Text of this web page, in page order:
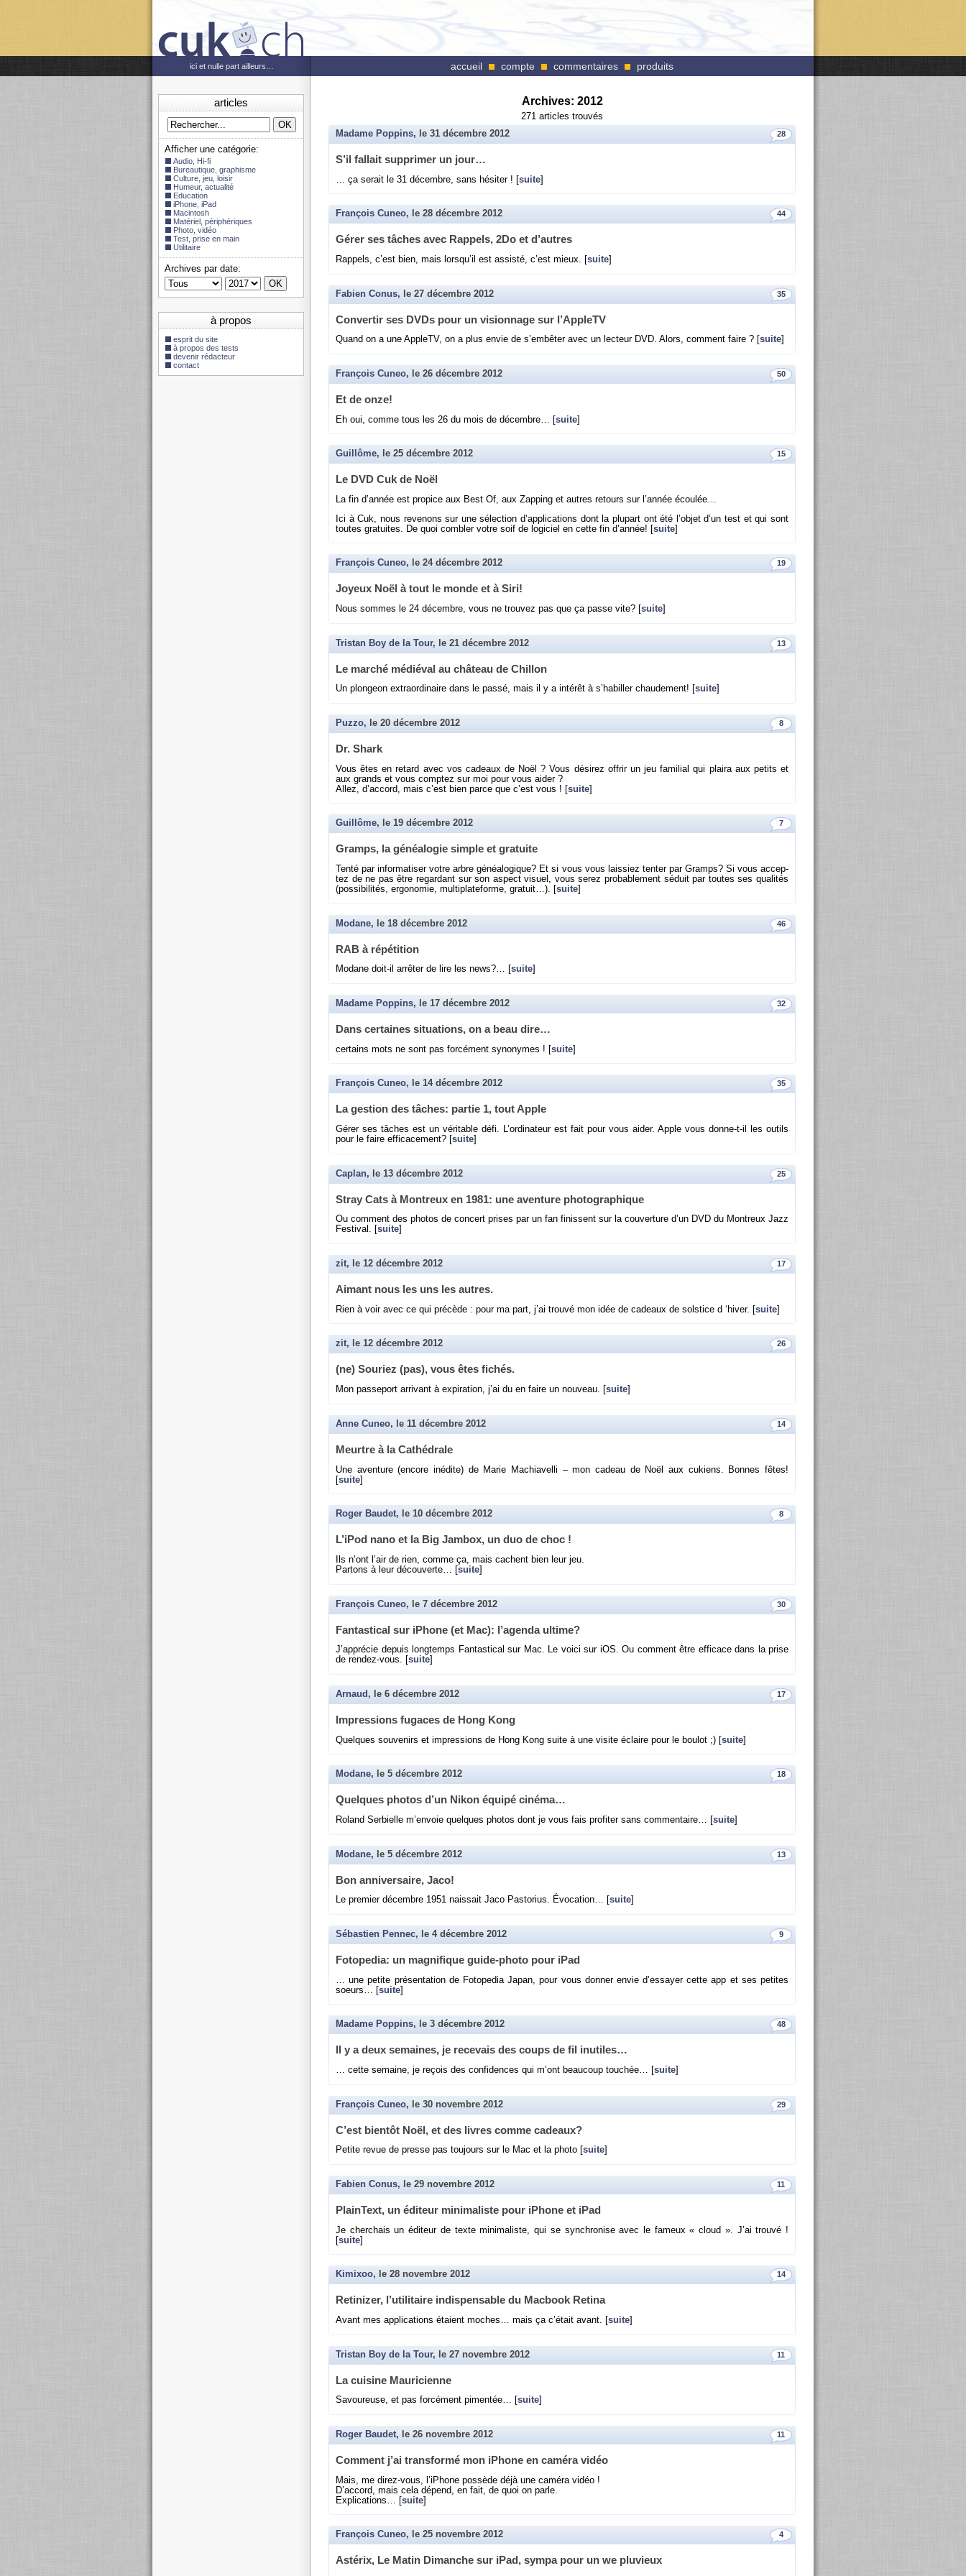
articles
Afficher une catégorie:
Audio, Hi-fi
Bureautique, graphisme
Culture, jeu, loisir
Humeur, actualité
Education
iPhone, iPad
Macintosh
Matériel, périphériques
Photo, vidéo
Test, prise en main
Utilitaire
Archives par date:
à propos
esprit du site
à propos des tests
devenir rédacteur
contact
Archives: 2012
271 articles trouvés
28
Madame Poppins, le 31 décembre 2012
S’il fal­lait sup­pri­mer un jour…
… ça se­rait le 31 dé­cembre, sans hé­si­ter ! [suite]
44
François Cuneo, le 28 décembre 2012
Gérer ses tâches avec Rap­pels, 2Do et d’autres
Rap­pels, c’est bien, mais lors­qu’il est as­sisté, c’est mieux. [ suite
35
Fabien Conus, le 27 décembre 2012
Conver­tir ses DVDs pour un vi­sion­nage sur l’Ap­pleTV
Quand on a une Ap­pleTV, on a plus envie de s’em­bê­ter avec un lec­teur DVD. Alors, com­ment faire ? [ suite
50
François Cuneo, le 26 décembre 2012
Et de onze!
Eh oui, comme tous les 26 du mois de dé­cembre… [suite]
15
Guillôme, le 25 décembre 2012
Le DVD Cuk de Noël
La fin d’an­née est pro­pice aux Best Of, aux Zap­ping et autres re­tours sur l’an­née écou­lée…
Ici à Cuk, nous re­ve­nons sur une sé­lec­tion d’ap­pli­ca­tions dont la plu­part ont été l’ob­jet d’un test et qui sont
toutes gra­tuites. De quoi com­bler votre soif de lo­gi­ciel en cette fin d’an­née! [suite]
19
François Cuneo, le 24 décembre 2012
Joyeux Noël à tout le monde et à Siri!
Nous sommes le 24 dé­cembre, vous ne trou­vez pas que ça passe vite? [ suite
13
Tristan Boy de la Tour, le 21 décembre 2012
Le mar­ché mé­dié­val au châ­teau de Chil­lon
Un plon­geon ex­tra­or­di­naire dans le passé, mais il y a in­té­rêt à s’ha­biller chau­de­ment! [ suite
8
Puzzo, le 20 décembre 2012
Dr. Shark
Vous êtes en re­tard avec vos ca­deaux de Noël ? Vous dé­si­rez of­frir un jeu fa­mi­lial qui plaira aux pe­tits et
aux grands et vous comp­tez sur moi pour vous aider ?
Allez, d’ac­cord, mais c’est bien parce que c’est vous ! [suite]
7
Guillôme, le 19 décembre 2012
Gramps, la gé­néa­lo­gie simple et gra­tuite
Tenté par in­for­ma­ti­ser votre arbre gé­néa­lo­gique? Et si vous vous lais­siez ten­ter par Gramps? Si vous ac­cep­
tez de ne pas être re­gar­dant sur son as­pect vi­suel, vous serez pro­ba­ble­ment sé­duit par toutes ses qua­li­tés
(pos­si­bi­li­tés, er­go­no­mie, mul­ti­pla­te­forme, gra­tuit…). [ suite
46
Modane, le 18 décembre 2012
RAB à ré­pé­ti­tion
Mo­dane doit-il ar­rê­ter de lire les news?… [ suite
32
Madame Poppins, le 17 décembre 2012
Dans cer­taines si­tua­tions, on a beau dire…
cer­tains mots ne sont pas for­cé­ment sy­no­nymes ! [suite]
35
François Cuneo, le 14 décembre 2012
La ges­tion des tâches: par­tie 1, tout Apple
Gérer ses tâches est un vé­ri­table défi. L’or­di­na­teur est fait pour vous aider. Apple vous donne-t-il les ou­tils
pour le faire ef­fi­ca­ce­ment? [ suite
25
Caplan, le 13 décembre 2012
Stray Cats à Mon­treux en 1981: une aven­ture pho­to­gra­phique
Ou com­ment des pho­tos de concert prises par un fan fi­nissent sur la cou­ver­ture d’un DVD du Mon­treux Jazz
Fes­ti­val. [ suite
17
zit, le 12 décembre 2012
Ai­mant nous les uns les autres.
Rien à voir avec ce qui pré­cède : pour ma part, j’ai trouvé mon idée de ca­deaux de sol­stice d ‘hiver. [suite]
26
zit, le 12 décembre 2012
(ne) Sou­riez (pas), vous êtes fi­chés.
Mon pas­se­port ar­ri­vant à ex­pi­ra­tion, j’ai du en faire un nou­veau. [ suite
14
Anne Cuneo, le 11 décembre 2012
Meurtre à la Ca­thé­drale
Une aven­ture (en­core in­édite) de Marie Ma­chia­velli – mon ca­deau de Noël aux cu­kiens. Bonnes fêtes!
[suite]
8
Roger Baudet, le 10 décembre 2012
L’iPod nano et la Big Jam­box, un duo de choc !
Ils n’ont l’air de rien, comme ça, mais cachent bien leur jeu.
Par­tons à leur dé­cou­verte… [suite]
30
François Cuneo, le 7 décembre 2012
Fan­tas­ti­cal sur iPhone (et Mac): l’agenda ul­time?
J’ap­pré­cie de­puis long­temps Fan­tas­ti­cal sur Mac. Le voici sur iOS. Ou com­ment être ef­fi­cace dans la prise
de ren­dez-vous. [ suite
17
Arnaud , le 6 décembre 2012
Im­pres­sions fu­gaces de Hong Kong
Quelques sou­ve­nirs et im­pres­sions de Hong Kong suite à une vi­site éclaire pour le bou­lot ;) [suite]
18
Modane, le 5 décembre 2012
Quelques pho­tos d’un Nikon équipé ci­néma…
Ro­land Ser­bielle m’en­voie quelques pho­tos dont je vous fais pro­fi­ter sans com­men­taire… [suite]
13
Modane, le 5 décembre 2012
Bon an­ni­ver­saire, Jaco!
Le pre­mier dé­cembre 1951 nais­sait Jaco Pas­to­rius. Évo­ca­tion… [ suite
9
Sébastien Pennec, le 4 décembre 2012
Fo­to­pe­dia: un ma­gni­fique guide-photo pour iPad
… une pe­tite pré­sen­ta­tion de Fo­to­pe­dia Japan, pour vous don­ner envie d’es­sayer cette app et ses pe­tites
soeurs… [suite]
48
Madame Poppins, le 3 décembre 2012
Il y a deux se­maines, je re­ce­vais des coups de fil in­utiles…
… cette se­maine, je re­çois des confi­dences qui m’ont beau­coup tou­chée… [ suite
29
François Cuneo, le 30 novembre 2012
C’est bien­tôt Noël, et des livres comme ca­deaux?
Pe­tite revue de presse pas tou­jours sur le Mac et la photo [ suite
11
Fabien Conus, le 29 novembre 2012
Plain­Text, un édi­teur mi­ni­ma­liste pour iPhone et iPad
Je cher­chais un édi­teur de texte mi­ni­ma­liste, qui se syn­chro­nise avec le fa­meux « cloud ». J’ai trouvé !
[suite]
14
Kimixoo, le 28 novembre 2012
Re­ti­ni­zer, l’uti­li­taire in­dis­pen­sable du Mac­book Re­tina
Avant mes ap­pli­ca­tions étaient moches… mais ça c’était avant. [ suite
11
Tristan Boy de la Tour, le 27 novembre 2012
La cui­sine Mau­ri­cienne
Sa­vou­reuse, et pas for­cé­ment pi­men­tée… [ suite
11
Roger Baudet, le 26 novembre 2012
Com­ment j’ai trans­formé mon iPhone en ca­méra vidéo
Mais, me di­rez-vous, l’iPhone pos­sède déjà une ca­méra vidéo !
D’ac­cord, mais cela dé­pend, en fait, de quoi on parle.
Ex­pli­ca­tions… [suite]
4
François Cuneo, le 25 novembre 2012
As­té­rix, Le Matin Di­manche sur iPad, sympa pour un we plu­vieux
ici et nulle part ailleurs… accueil compte commentaires produits